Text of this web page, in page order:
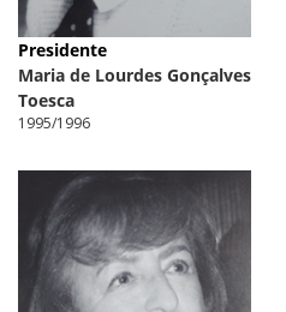
Presidente
Maria de Lourdes Gonçalves
Toesca
1995/1996